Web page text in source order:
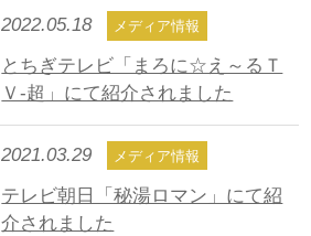
2022.05.18 メディア情報
とちぎテレビ「まろに☆え～るＴ
Ｖ-超」にて紹介されました
2021.03.29 メディア情報
テレビ朝日「秘湯ロマン」にて紹
介されました